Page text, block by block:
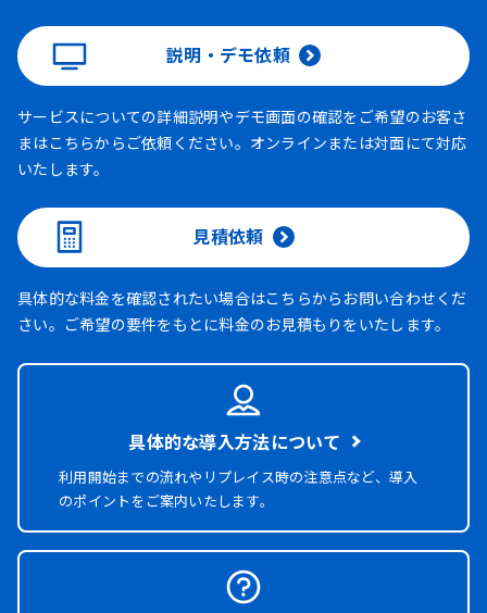
説明・デモ依頼
サービスについての詳細説明やデモ画面の確認をご希望のお客さ
まはこちらからご依頼ください。オンラインまたは対面にて対応
いたします。
見積依頼
具体的な料金を確認されたい場合はこちらからお問い合わせくだ
さい。ご希望の要件をもとに料金のお見積もりをいたします。
具体的な導入方法について
利用開始までの流れやリプレイス時の注意点など、導入
のポイントをご案内いたします。